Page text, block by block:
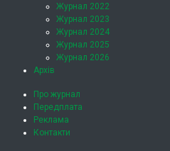
Журнал 2022
Журнал 2023
Журнал 2024
Журнал 2025
Журнал 2026
Архів
Про журнал
Передплата
Реклама
Контакти